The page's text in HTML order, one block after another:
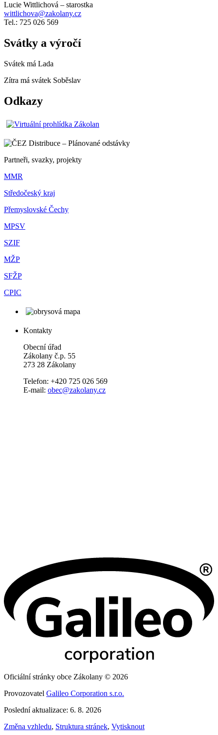
Lucie Wittlichová – starostka
wittlichova@zakolany.cz
Tel.: 725 026 569
Svátky a výročí
Svátek má Lada
Zítra má svátek Soběslav
Odkazy
Partneři, svazky, projekty
MMR
Středočeský kraj
Přemyslovské Čechy
MPSV
SZIF
MŽP
SFŽP
CPIC
Kontakty
Obecní úřad
Zákolany č.p. 55
273 28 Zákolany
Telefon: +420 725 026 569
E-mail: obec@zakolany.cz
Oficiální stránky obce Zákolany © 2026
Provozovatel Galileo Corporation s.r.o.
Poslední aktualizace: 6. 8. 2026
Změna vzhledu, Struktura stránek, Vytisknout